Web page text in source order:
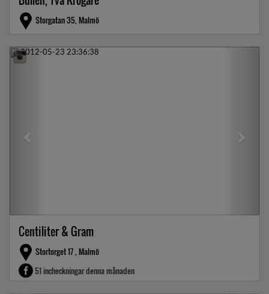
Storgatan 35, Malmö
Previous
Centiliter & Gram
Stortorget 17 , Malmö
51 incheckningar denna månaden